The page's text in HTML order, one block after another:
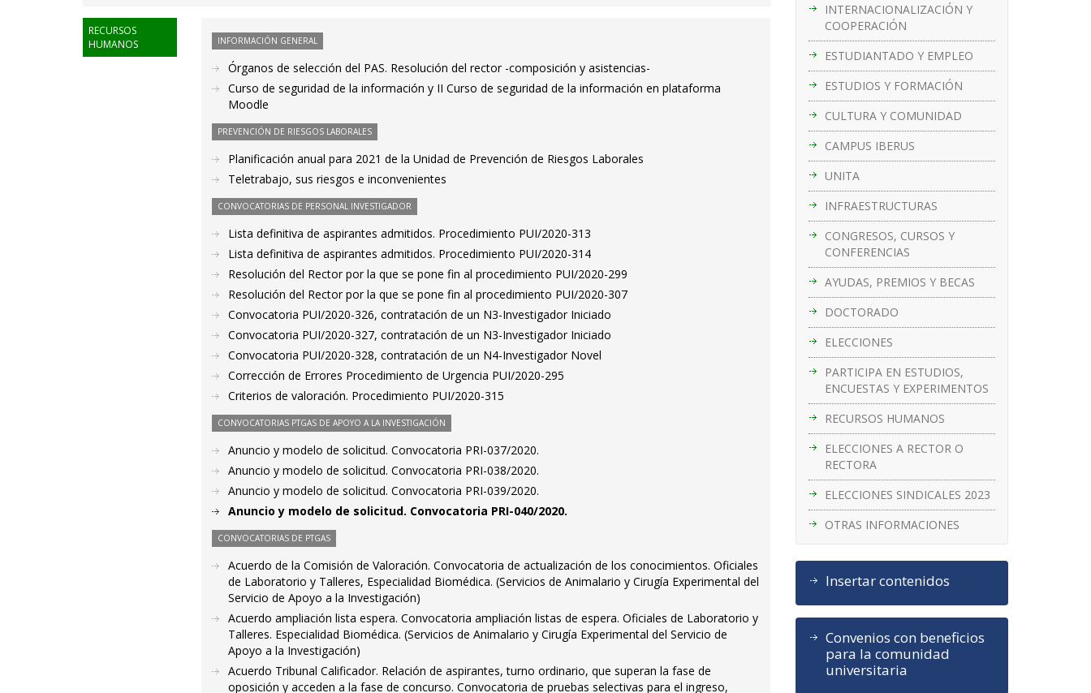
INTERNACIONALIZACIÓN Y
COOPERACIÓN
ESTUDIANTADO Y EMPLEO
ESTUDIOS Y FORMACIÓN
CULTURA Y COMUNIDAD
CAMPUS IBERUS
UNITA
INFRAESTRUCTURAS
CONGRESOS, CURSOS Y
CONFERENCIAS
AYUDAS, PREMIOS Y BECAS
DOCTORADO
ELECCIONES
PARTICIPA EN ESTUDIOS,
ENCUESTAS Y EXPERIMENTOS
RECURSOS HUMANOS
ELECCIONES A RECTOR O
RECTORA
ELECCIONES SINDICALES 2023
OTRAS INFORMACIONES
Insertar contenidos
Convenios con beneficios
para la comunidad
universitaria
RECURSOS
HUMANOS
INFORMACIÓN GENERAL
Órganos de selección del PAS. Resolución del rector -composición y asistencias-
Curso de seguridad de la información y II Curso de seguridad de la información en plataforma
Moodle
PREVENCIÓN DE RIESGOS LABORALES
Planificación anual para 2021 de la Unidad de Prevención de Riesgos Laborales
Teletrabajo, sus riesgos e inconvenientes
CONVOCATORIAS DE PERSONAL INVESTIGADOR
Lista definitiva de aspirantes admitidos. Procedimiento PUI/2020-313
Lista definitiva de aspirantes admitidos. Procedimiento PUI/2020-314
Resolución del Rector por la que se pone fin al procedimiento PUI/2020-299
Resolución del Rector por la que se pone fin al procedimiento PUI/2020-307
Convocatoria PUI/2020-326, contratación de un N3-Investigador Iniciado
Convocatoria PUI/2020-327, contratación de un N3-Investigador Iniciado
Convocatoria PUI/2020-328, contratación de un N4-Investigador Novel
Corrección de Errores Procedimiento de Urgencia PUI/2020-295
Criterios de valoración. Procedimiento PUI/2020-315
CONVOCATORIAS PTGAS DE APOYO A LA INVESTIGACIÓN
Anuncio y modelo de solicitud. Convocatoria PRI-037/2020.
Anuncio y modelo de solicitud. Convocatoria PRI-038/2020.
Anuncio y modelo de solicitud. Convocatoria PRI-039/2020.
Anuncio y modelo de solicitud. Convocatoria PRI-040/2020.
CONVOCATORIAS DE PTGAS
Acuerdo de la Comisión de Valoración. Convocatoria de actualización de los conocimientos. Oficiales
de Laboratorio y Talleres, Especialidad Biomédica. (Servicios de Animalario y Cirugía Experimental del
Servicio de Apoyo a la Investigación)
Acuerdo ampliación lista espera. Convocatoria ampliación listas de espera. Oficiales de Laboratorio y
Talleres. Especialidad Biomédica. (Servicios de Animalario y Cirugía Experimental del Servicio de
Apoyo a la Investigación)
Acuerdo Tribunal Calificador. Relación de aspirantes, turno ordinario, que superan la fase de
oposición y acceden a la fase de concurso. Convocatoria de pruebas selectivas para el ingreso,